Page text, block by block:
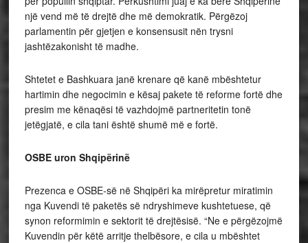
një vend më të drejtë dhe më demokratik. Përgëzoj
parlamentin për gjetjen e konsensusit nën trysni
jashtëzakonisht të madhe.
Shtetet e Bashkuara janë krenare që kanë mbështetur
hartimin dhe negocimin e kësaj pakete të reforme fortë dhe
presim me kënaqësi të vazhdojmë partneritetin tonë
jetëgjatë, e cila tani është shumë më e fortë.
OSBE uron Shqipërinë
Prezenca e OSBE-së në Shqipëri ka mirëpretur miratimin
nga Kuvendi të paketës së ndryshimeve kushtetuese, që
synon reformimin e sektorit të drejtësisë. “Ne e përgëzojmë
Kuvendin për këtë arritje thelbësore, e cila u mbështet